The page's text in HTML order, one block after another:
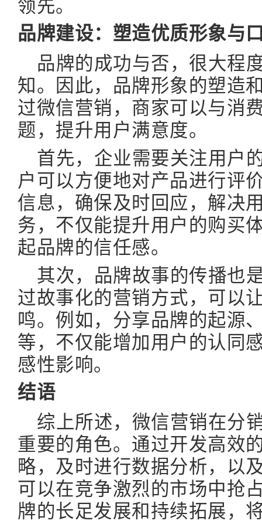
品牌建设：塑造优质形象与
品牌的成功与否，很大程
知。因此，品牌形象的塑造
过微信营销，商家可以与消
题，提升用户满意度。
首先，企业需要关注用户
户可以方便地对产品进行评
信息，确保及时回应，解决
务，不仅能提升用户的购买
起品牌的信任感。
其次，品牌故事的传播也
过故事化的营销方式，可以
鸣。例如，分享品牌的起源
等，不仅能增加用户的认同
感性影响。
结语
综上所述，微信营销在分
重要的角色。通过开发高效
略，及时进行数据分析，以
可以在竞争激烈的市场中抢
牌的长足发展和持续拓展，